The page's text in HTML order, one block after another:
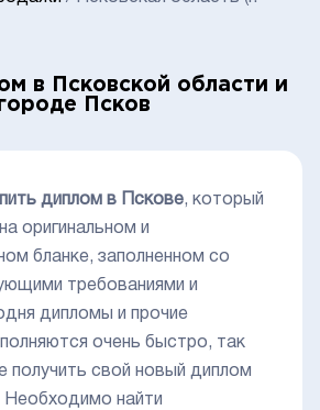
в Псковской области и
Псков
диплом в Пскове, который
оригинальном и
бланке, заполненном со
требованиями и
дипломы и прочие
очень быстро, так
свой новый диплом
Необходимо найти